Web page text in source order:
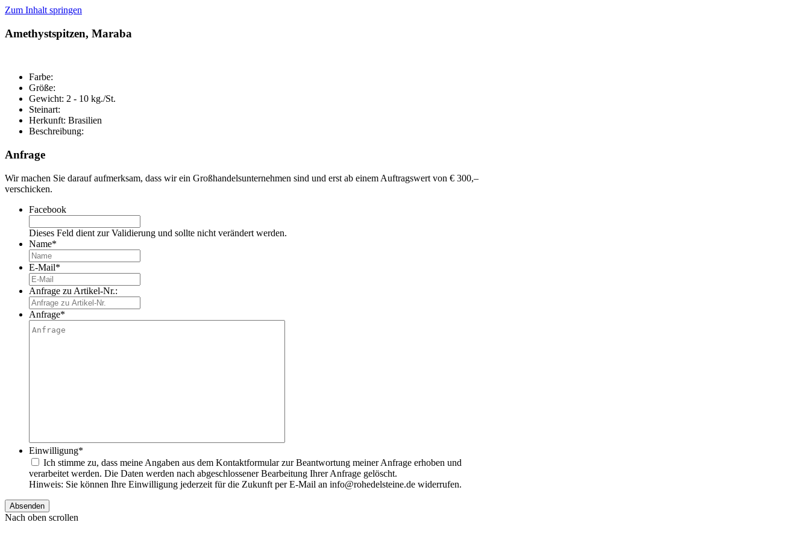
Zum Inhalt springen
Amethystspitzen, Maraba
Farbe:
Größe:
Gewicht: 2 - 10 kg./St.
Steinart:
Herkunft: Brasilien
Beschreibung:
Anfrage
Wir machen Sie darauf aufmerksam, dass wir ein Großhandelsunternehmen sind und erst ab einem Auftragswert von € 300,–
verschicken.
Facebook
Dieses Feld dient zur Validierung und sollte nicht verändert werden.
Name*
E-Mail*
Anfrage zu Artikel-Nr.:
Anfrage*
Einwilligung*
Ich stimme zu, dass meine Angaben aus dem Kontaktformular zur Beantwortung meiner Anfrage erhoben und
verarbeitet werden. Die Daten werden nach abgeschlossener Bearbeitung Ihrer Anfrage gelöscht.
Hinweis: Sie können Ihre Einwilligung jederzeit für die Zukunft per E-Mail an info@rohedelsteine.de widerrufen.
Nach oben scrollen